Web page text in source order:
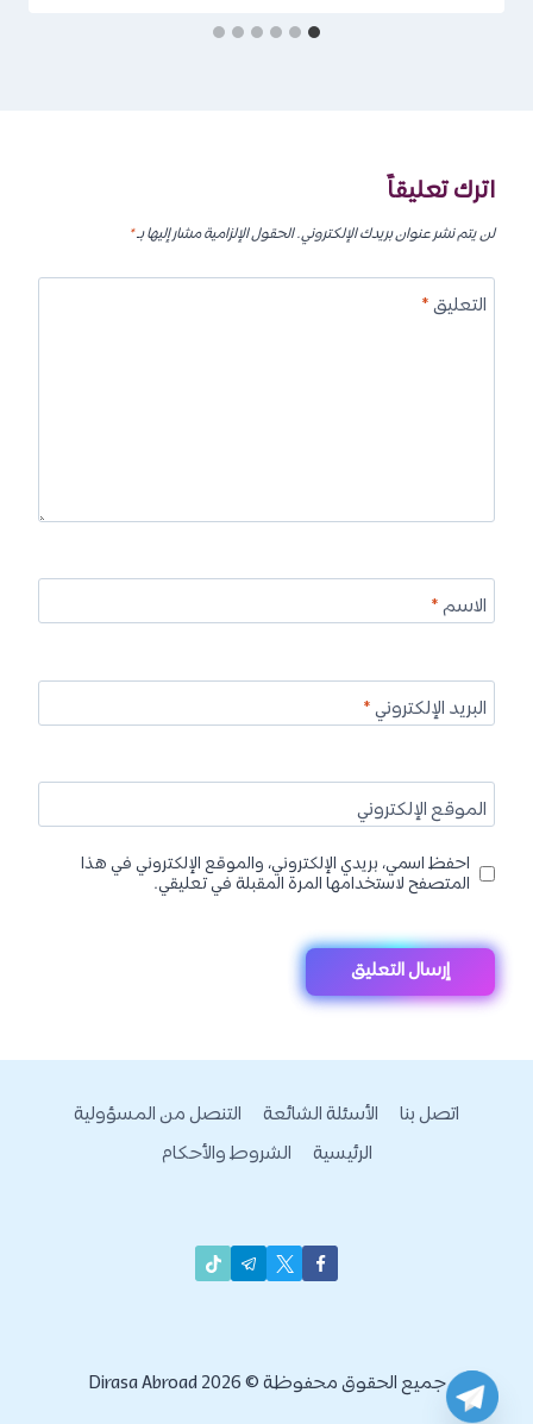
اترك تعليقاً
لن يتم نشر عنوان بريدك الإلكتروني.الحقول الإلزامية مشار إليها بـ*
التعليق*
الاسم*
البريد الإلكتروني*
الموقع الإلكتروني
احفظ اسمي، بريدي الإلكتروني، والموقع الإلكتروني في هذا
المتصفح لاستخدامها المرة المقبلة في تعليقي.
اتصل بنا الأسئلة الشائعة
التنصل من المسؤولية
الرئيسية
الشروط والأحكام
جميع الحقوق محفوظة © 2026 Dirasa Abroad